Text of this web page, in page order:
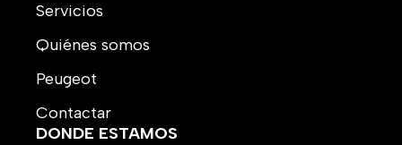
Servicios
Quiénes somos
Peugeot
Contactar
DONDE ESTAMOS